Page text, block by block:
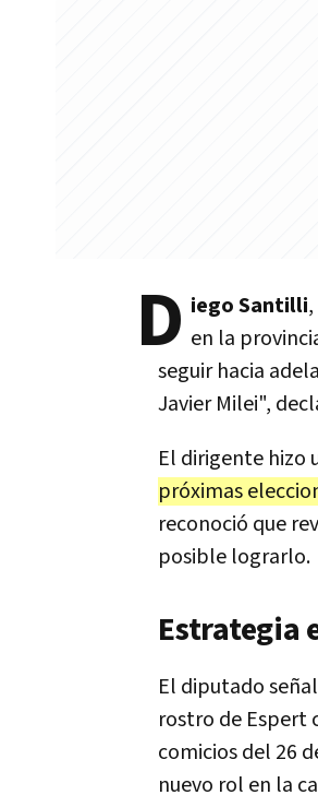
D iego Santilli
en la
seguir hacia
Javier Milei",
El dirigente hizo
próximas
reconoció que
posible lograrlo.
Estrategia
El diputado
rostro de Espert
comicios del 26
nuevo rol en la